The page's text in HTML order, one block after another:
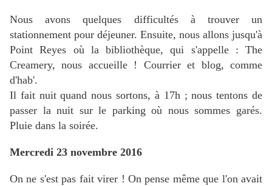
Nous avons quelques difficultés à trouver un
stationnement pour déjeuner. Ensuite, nous allons jusqu'à
Point Reyes où la bibliothèque, qui s'appelle : The
Creamery, nous accueille ! Courrier et blog, comme
d'hab'.
Il fait nuit quand nous sortons, à 17h ; nous tentons de
passer la nuit sur le parking où nous sommes garés.
Pluie dans la soirée.
Mercredi 23 novembre 2016
On ne s'est pas fait virer ! On pense même que l'on avait